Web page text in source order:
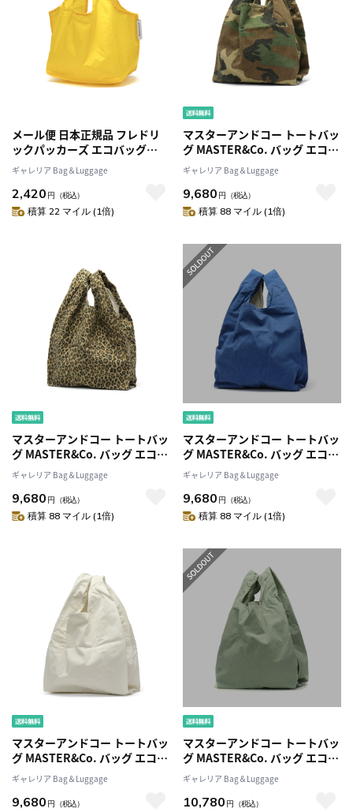
メール便 日本正規品 フレドリ
ックパッカーズ エコバッグ
FREDRIK PACKERS
REUSABLE BAG CONVENI ト
ートバッグ マチ広 折りたたみ
コンパクト パッカブル コンビ
ギャレリア Bag＆Luggage
2,420 円 （税込）
積算 22 マイル (1倍)
マスターアンドコー トートバッ
グ MASTER&Co. バッグ エコバ
ッグ Sサイズ コットン A4 通勤
マスター＆コー 日本製 メンズ
レディース MC080S
ギャレリア Bag＆Luggage
9,680 円 （税込）
積算 88 マイル (1倍)
マスターアンドコー トートバッ
グ MASTER&Co. バッグ エコバ
ッグ Sサイズ コットン A4 通勤
マスター＆コー 日本製 メンズ
レディース MC080S
ギャレリア Bag＆Luggage
9,680 円 （税込）
積算 88 マイル (1倍)
マスターアンドコー トートバッ
グ MASTER&Co. バッグ エコバ
ッグ Sサイズ コットン A4 通勤
マスター＆コー 日本製 メンズ
レディース MC080S
ギャレリア Bag＆Luggage
9,680 円 （税込）
積算 88 マイル (1倍)
マスターアンドコー トートバッ
グ MASTER&Co. バッグ エコバ
ッグ Sサイズ コットン A4 通勤
マスター＆コー 日本製 メンズ
レディース MC080S
ギャレリア Bag＆Luggage
9,680 円 （税込）
マスターアンドコー トートバッ
グ MASTER&Co. バッグ エコバ
ッグ コットン A4 B4 大きめ 大
容量 マスター＆コー 日本製 メ
ンズ レディース MC1337
ギャレリア Bag＆Luggage
10,780 円 （税込）